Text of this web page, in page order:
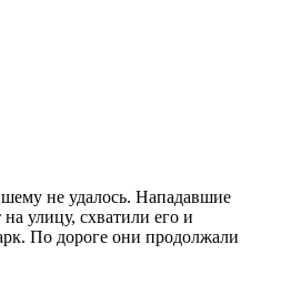
не удалось. Нападавшие
улицу, схватили его и
По дороге они продолжали